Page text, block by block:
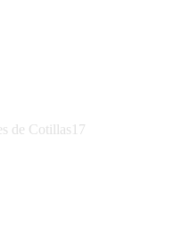
de Cotillas17